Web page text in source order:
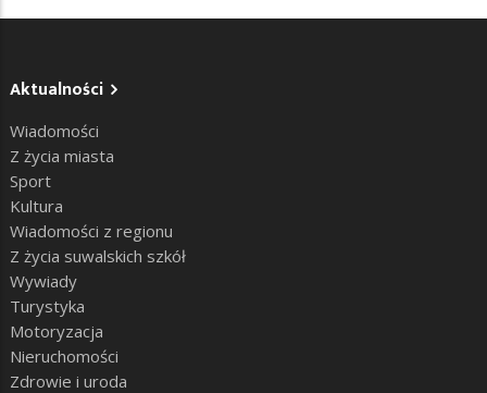
Aktualności
Wiadomości
Z życia miasta
Sport
Kultura
Wiadomości z regionu
Z życia suwalskich szkół
Wywiady
Turystyka
Motoryzacja
Nieruchomości
Zdrowie i uroda